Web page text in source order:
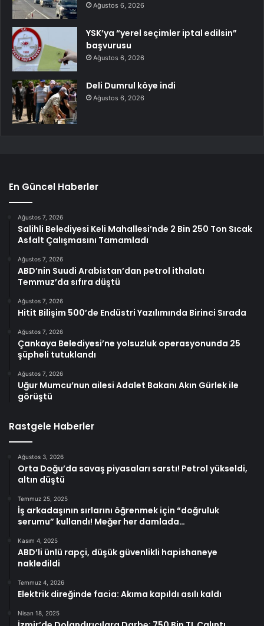
Ağustos 6, 2026
YSK’ya “yerel seçimler iptal edilsin”
başvurusu
Ağustos 6, 2026
Deli Dumrul köye indi
Ağustos 6, 2026
En Güncel Haberler
Ağustos 7, 2026
Salihli Belediyesi Keli Mahallesi’nde 2 Bin 250 Ton Sıcak
Asfalt Çalışmasını Tamamladı
Ağustos 7, 2026
ABD’nin Suudi Arabistan’dan petrol ithalatı
Temmuz’da sıfıra düştü
Ağustos 7, 2026
Hitit Bilişim 500’de Endüstri Yazılımında Birinci Sırada
Ağustos 7, 2026
Çankaya Belediyesi’ne yolsuzluk operasyonunda 25
şüpheli tutuklandı
Ağustos 7, 2026
Uğur Mumcu’nun ailesi Adalet Bakanı Akın Gürlek ile
görüştü
Rastgele Haberler
Ağustos 3, 2026
Orta Doğu’da savaş piyasaları sarstı! Petrol yükseldi,
altın düştü
Temmuz 25, 2025
İş arkadaşının sırlarını öğrenmek için “doğruluk
serumu” kullandı! Meğer her damlada…
Kasım 4, 2025
ABD’li ünlü rapçi, düşük güvenlikli hapishaneye
nakledildi
Temmuz 4, 2026
Elektrik direğinde facia: Akıma kapıldı asılı kaldı
Nisan 18, 2025